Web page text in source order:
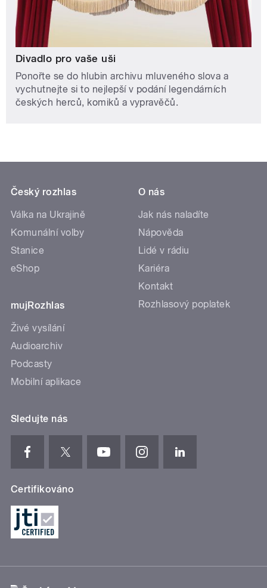
Divadlo pro vaše uši
Ponořte se do hlubin archivu mluveného slova a
vychutnejte si to nejlepší v podání legendárních
českých herců, komiků a vypravěčů.
Český rozhlas
Válka na Ukrajině
Komunální volby
Stanice
eShop
mujRozhlas
Živé vysílání
Audioarchiv
Podcasty
Mobilní aplikace
O nás
Jak nás naladíte
Nápověda
Lidé v rádiu
Kariéra
Kontakt
Rozhlasový poplatek
Sledujte nás
Certifikováno